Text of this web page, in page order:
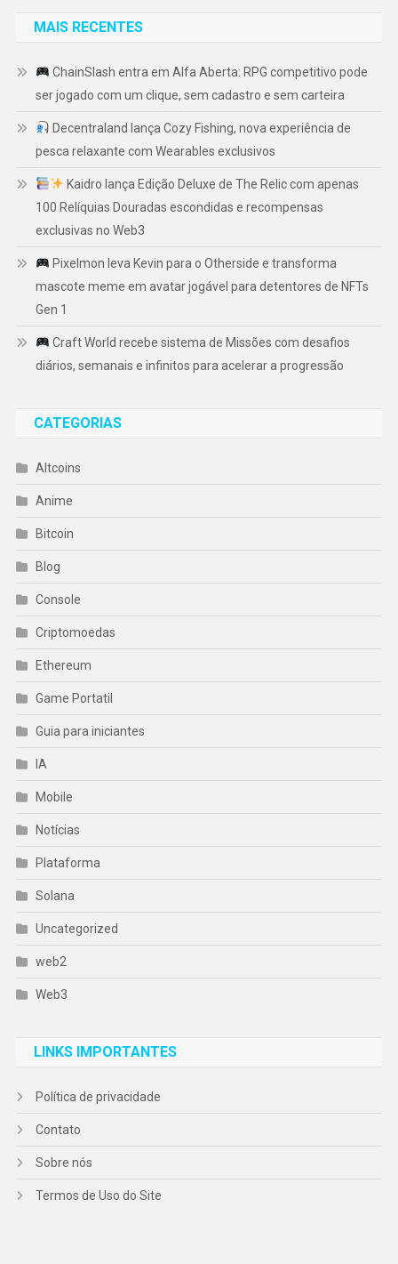
MAIS RECENTES
ChainSlash entra em Alfa Aberta: RPG competitivo pode
ser jogado com um clique, sem cadastro e sem carteira
Decentraland lança Cozy Fishing, nova experiência de
pesca relaxante com Wearables exclusivos
Kaidro lança Edição Deluxe de The Relic com apenas
100 Relíquias Douradas escondidas e recompensas
exclusivas no Web3
Pixelmon leva Kevin para o Otherside e transforma
mascote meme em avatar jogável para detentores de NFTs
Gen 1
Craft World recebe sistema de Missões com desafios
diários, semanais e infinitos para acelerar a progressão
CATEGORIAS
Altcoins
Anime
Bitcoin
Blog
Console
Criptomoedas
Ethereum
Game Portatil
Guia para iniciantes
IA
Mobile
Notícias
Plataforma
Solana
Uncategorized
web2
Web3
LINKS IMPORTANTES
Política de privacidade
Contato
Sobre nós
Termos de Uso do Site